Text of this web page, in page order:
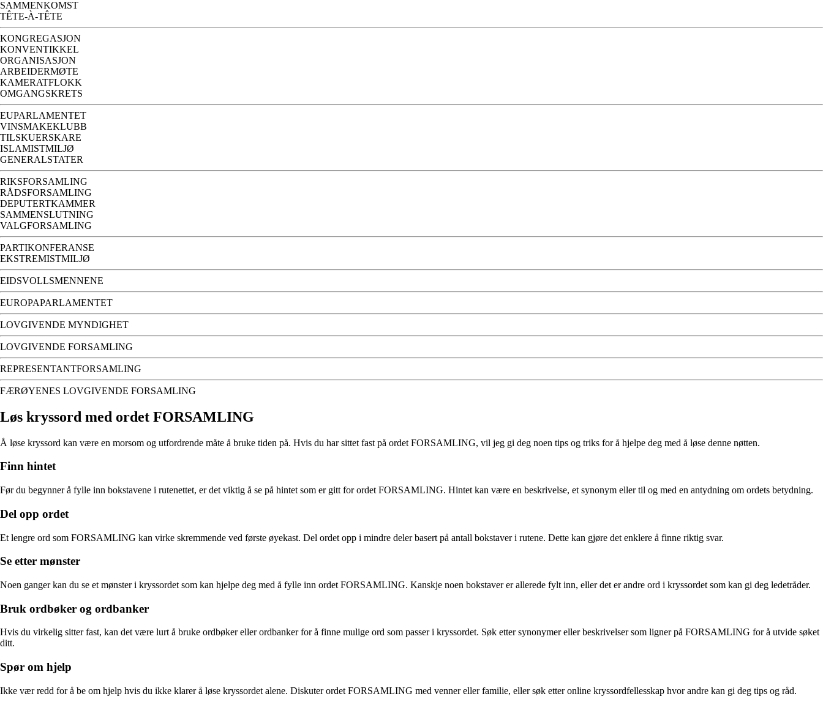
SAMMENKOMST
TÊTE-À-TÊTE
KONGREGASJON
KONVENTIKKEL
ORGANISASJON
ARBEIDERMØTE
KAMERATFLOKK
OMGANGSKRETS
EUPARLAMENTET
VINSMAKEKLUBB
TILSKUERSKARE
ISLAMISTMILJØ
GENERALSTATER
RIKSFORSAMLING
RÅDSFORSAMLING
DEPUTERTKAMMER
SAMMENSLUTNING
VALGFORSAMLING
PARTIKONFERANSE
EKSTREMISTMILJØ
EIDSVOLLSMENNENE
EUROPAPARLAMENTET
LOVGIVENDE MYNDIGHET
LOVGIVENDE FORSAMLING
REPRESENTANTFORSAMLING
FÆRØYENES LOVGIVENDE FORSAMLING
Løs kryssord med ordet FORSAMLING
Å løse kryssord kan være en morsom og utfordrende måte å bruke tiden på. Hvis du har sittet fast på ordet FORSAMLING, vil jeg gi deg noen tips og triks for å hjelpe deg med å løse denne nøtten.
Finn hintet
Før du begynner å fylle inn bokstavene i rutenettet, er det viktig å se på hintet som er gitt for ordet FORSAMLING. Hintet kan være en beskrivelse, et synonym eller til og med en antydning om ordets betydning.
Del opp ordet
Et lengre ord som FORSAMLING kan virke skremmende ved første øyekast. Del ordet opp i mindre deler basert på antall bokstaver i rutene. Dette kan gjøre det enklere å finne riktig svar.
Se etter mønster
Noen ganger kan du se et mønster i kryssordet som kan hjelpe deg med å fylle inn ordet FORSAMLING. Kanskje noen bokstaver er allerede fylt inn, eller det er andre ord i kryssordet som kan gi deg ledetråder.
Bruk ordbøker og ordbanker
Hvis du virkelig sitter fast, kan det være lurt å bruke ordbøker eller ordbanker for å finne mulige ord som passer i kryssordet. Søk etter synonymer eller beskrivelser som ligner på FORSAMLING for å utvide søket
ditt.
Spør om hjelp
Ikke vær redd for å be om hjelp hvis du ikke klarer å løse kryssordet alene. Diskuter ordet FORSAMLING med venner eller familie, eller søk etter online kryssordfellesskap hvor andre kan gi deg tips og råd.